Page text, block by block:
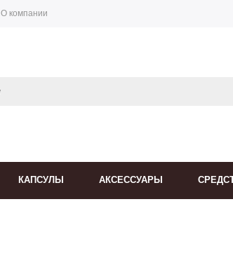
О компании
КАПСУЛЫ АКСЕССУАРЫ